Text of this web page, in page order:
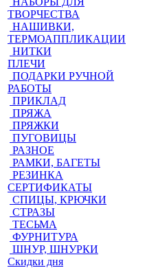
ТВОРЧЕСТВА
НАШИВКИ,
ТЕРМОАППЛИКАЦИИ
НИТКИ
ПЛЕЧИ
ПОДАРКИ РУЧНОЙ
РАБОТЫ
ПРИКЛАД
ПРЯЖА
ПРЯЖКИ
ПУГОВИЦЫ
РАЗНОЕ
РАМКИ, БАГЕТЫ
РЕЗИНКА
СЕРТИФИКАТЫ
СПИЦЫ, КРЮЧКИ
СТРАЗЫ
ТЕСЬМА
ФУРНИТУРА
ШНУР, ШНУРКИ
Скидки дня